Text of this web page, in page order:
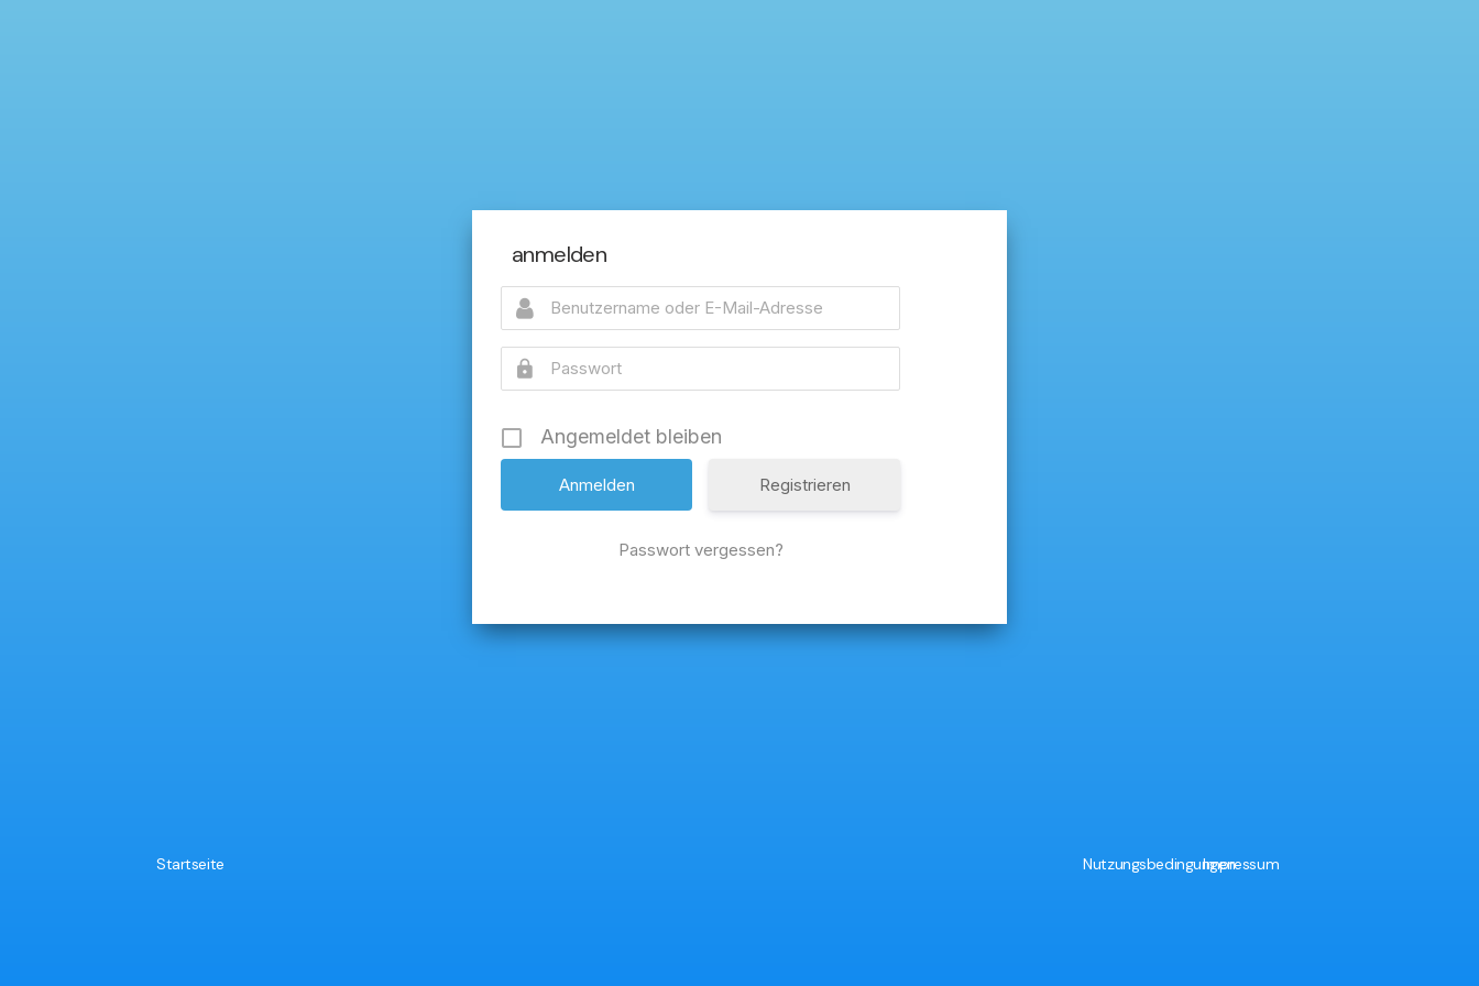
anmelden
Angemeldet bleiben
Registrieren
Passwort vergessen?
Startseite NutzungsbedingungenImpressum